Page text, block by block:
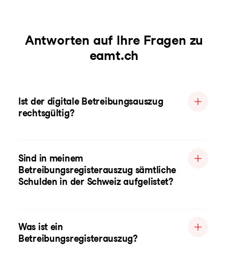
Antworten auf Ihre Fragen zu
eamt.ch
Ist der digitale Betreibungsauszug
rechtsgültig?
Sind in meinem
Betreibungsregisterauszug sämtliche
Schulden in der Schweiz aufgelistet?
Was ist ein
Betreibungsregisterauszug?